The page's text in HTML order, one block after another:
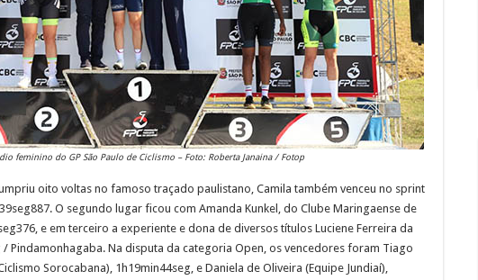
feminino do GP São Paulo de Ciclismo – Foto: Roberta Janaina / Fotop
oito voltas no famoso traçado paulistano, Camila também venceu no sprint
O segundo lugar ficou com Amanda Kunkel, do Clube Maringaense de
e em terceiro a experiente e dona de diversos títulos Luciene Ferreira da
/ Pindamonhagaba. Na disputa da categoria Open, os vencedores foram Tiago
Sorocabana), 1h19min44seg, e Daniela de Oliveira (Equipe Jundiaí),